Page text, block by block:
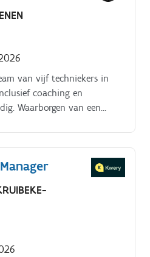
van vijf techniekers in
coaching en
Waarborgen van een